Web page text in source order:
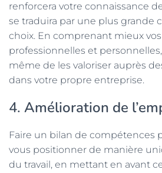
renforcera votre connaissance
se traduira par une plus grande
choix. En comprenant mieux
professionnelles et
même de les valoriser auprès
dans votre propre entreprise.
4. Amélioration de
Faire un bilan de compétences
vous positionner de manière
du travail, en mettant en avant